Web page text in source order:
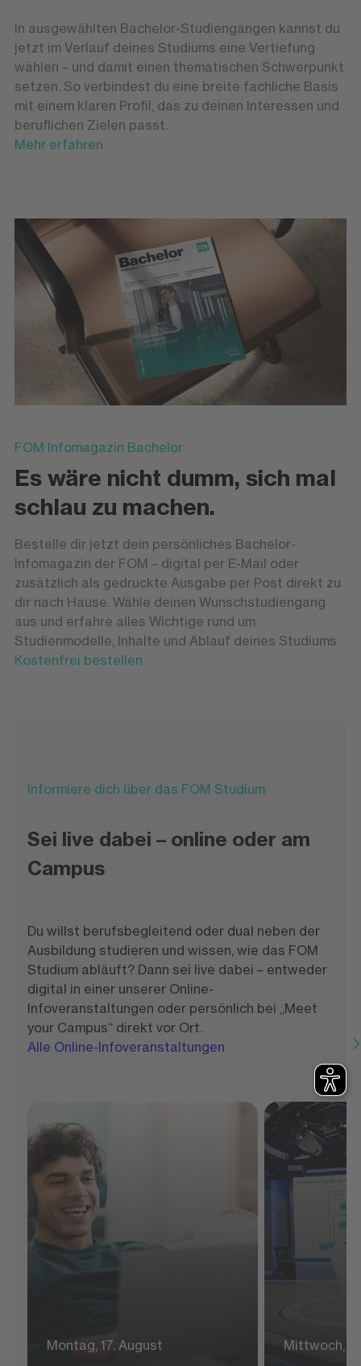
In ausgewählten Bachelor-Studiengängen kannst du
jetzt im Verlauf deines Studiums eine Vertiefung
wählen – und damit einen thematischen Schwerpunkt
setzen. So verbindest du eine breite fachliche Basis
mit einem klaren Profil, das zu deinen Interessen und
beruflichen Zielen passt.
Mehr erfahren
FOM Infomagazin Bachelor
Es wäre nicht dumm, sich mal
schlau zu machen.
Bestelle dir jetzt dein persönliches Bachelor-
Infomagazin der FOM – digital per E-Mail oder
zusätzlich als gedruckte Ausgabe per Post direkt zu
dir nach Hause. Wähle deinen Wunschstudiengang
aus und erfahre alles Wichtige rund um
Studienmodelle, Inhalte und Ablauf deines Studiums.
Kostenfrei bestellen
Informiere dich über das FOM Studium
Sei live dabei – online oder am
Campus
Du willst berufsbegleitend oder dual neben der
Ausbildung studieren und wissen, wie das FOM
Studium abläuft? Dann sei live dabei – entweder
digital in einer unserer Online-
Infoveranstaltungen oder persönlich bei „Meet
your Campus“ direkt vor Ort.
Alle Online-Infoveranstaltungen
Montag, 17. August Mittwoch,